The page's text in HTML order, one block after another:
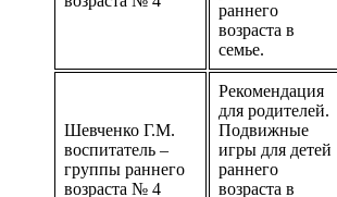
раннего
возраста в
семье.
Шевченко Г.М.
воспитатель –
группы раннего
возраста № 4
Рекомендация
для родителей.
Подвижные
игры для детей
раннего
возраста в